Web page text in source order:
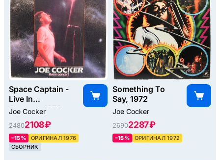
Space Captain -
Live In
Concert, 1976
Joe Cocker
24802108 ₽
–15%
ОРИГИНАЛ 1976
СБОРНИК
Something To
Say, 1972
Joe Cocker
26902287 ₽
–15% ОРИГИНАЛ 1972